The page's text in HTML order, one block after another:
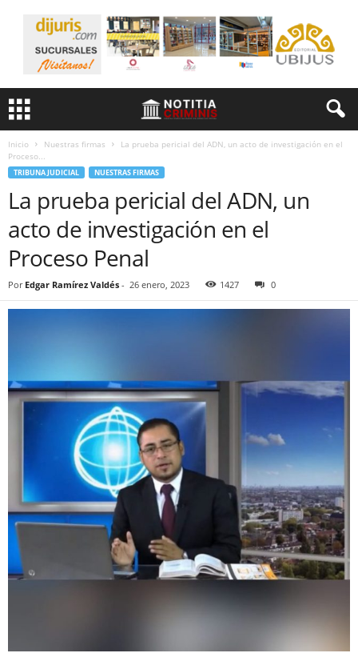
Inicio Nuestras firmas
La prueba pericial del ADN, un acto de investigación en el
Proceso...
TRIBUNA JUDICIAL NUESTRAS FIRMAS
La prueba pericial del ADN, un
acto de investigación en el
Proceso Penal
Por Edgar Ramírez Valdés - 26 enero, 2023 1427 0